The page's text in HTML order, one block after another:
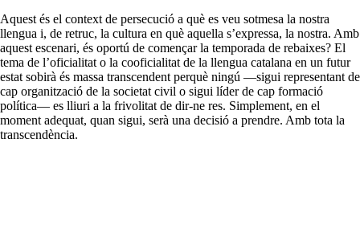
Aquest és el context de persecució a què es veu sotmesa la nostra
llengua i, de retruc, la cultura en què aquella s’expressa, la nostra. Amb
aquest escenari, és oportú de començar la temporada de rebaixes? El
tema de l’oficialitat o la cooficialitat de la llengua catalana en un futur
estat sobirà és massa transcendent perquè ningú —sigui representant de
cap organització de la societat civil o sigui líder de cap formació
política— es lliuri a la frivolitat de dir-ne res. Simplement, en el
moment adequat, quan sigui, serà una decisió a prendre. Amb tota la
transcendència.